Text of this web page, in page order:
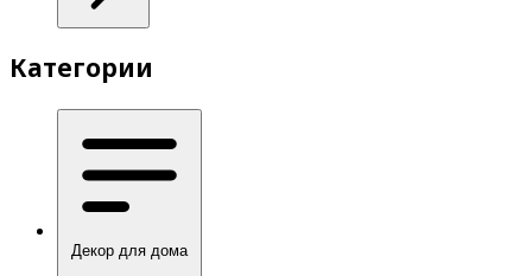
Категории
Декор для дома